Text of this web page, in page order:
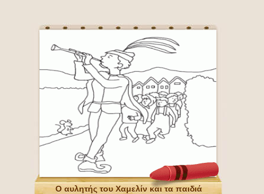
Ο αυλητής του Χαμελίν και τα παιδιά